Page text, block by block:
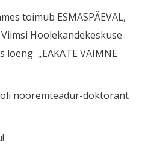
toimub ESMASPÄEVAL,
Viimsi Hoolekandekeskuse
loeng „EAKATE VAIMNE
nooremteadur-doktorant